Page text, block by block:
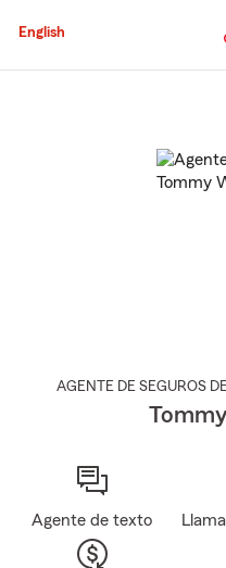
English
AGENTE DE SEGUROS
Agente de texto